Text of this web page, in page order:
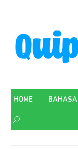
content
HOME BAHASA